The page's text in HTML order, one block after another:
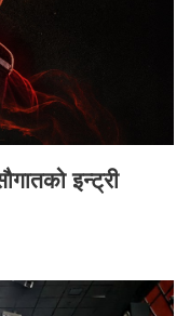
इन्ट्री